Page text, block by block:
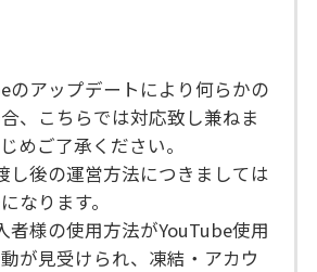
のアップデートにより何らかの
、こちらでは対応致し兼ねま
めご了承ください。
し後の運営方法につきましては
なります。
者様の使用方法がYouTube使用
が見受けられ、凍結・アカウ